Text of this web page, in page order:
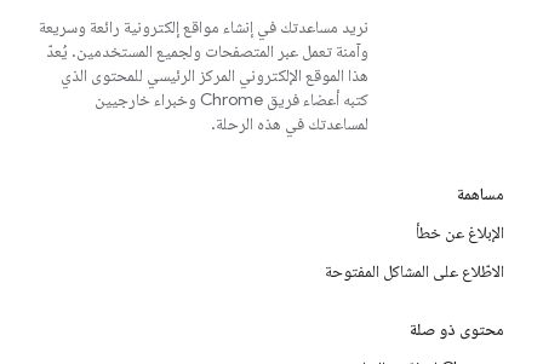
نريد مساعدتك في إنشاء مواقع إلكترونية رائعة وسريعة
وآمنة تعمل عبر المتصفحات ولجميع المستخدمين. يُعدّ
هذا الموقع الإلكتروني المركز الرئيسي للمحتوى الذي
كتبه أعضاء فريق Chrome وخبراء خارجيين
لمساعدتك في هذه الرحلة.
مساهمة
الإبلاغ عن خطأ
الاطّلاع على المشاكل المفتوحة
محتوى ذو صلة